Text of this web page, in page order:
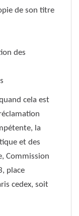
de son titre
des
cela est
la
et des
Commission
place
cedex, soit